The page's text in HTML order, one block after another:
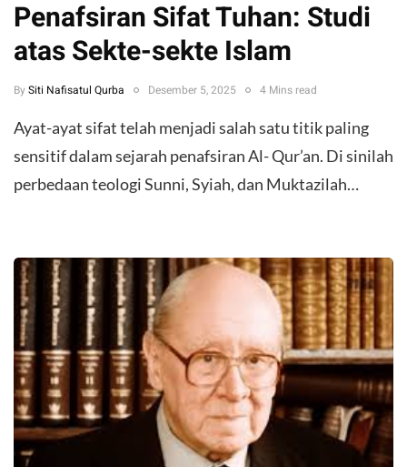
Penafsiran Sifat Tuhan: Studi
atas Sekte-sekte Islam
By Siti Nafisatul Qurba Desember 5, 2025 4 Mins read
Ayat-ayat sifat telah menjadi salah satu titik paling
sensitif dalam sejarah penafsiran Al- Qur’an. Di sinilah
perbedaan teologi Sunni, Syiah, dan Muktazilah…